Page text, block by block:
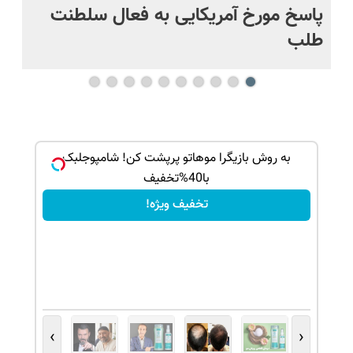
پاسخ مورخ آمریکایی به فعال سلطنت
طلب
به روش بازیگرا موهاتو پرپشت کن! شامپوجلبک
با40%تخفیف
تخفیف ویژه!
‹
›